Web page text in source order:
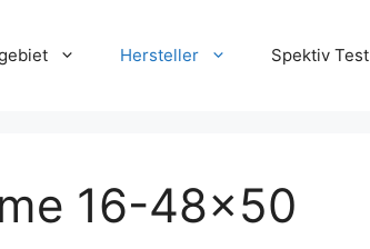
Hersteller Spektiv Test
16-48×50